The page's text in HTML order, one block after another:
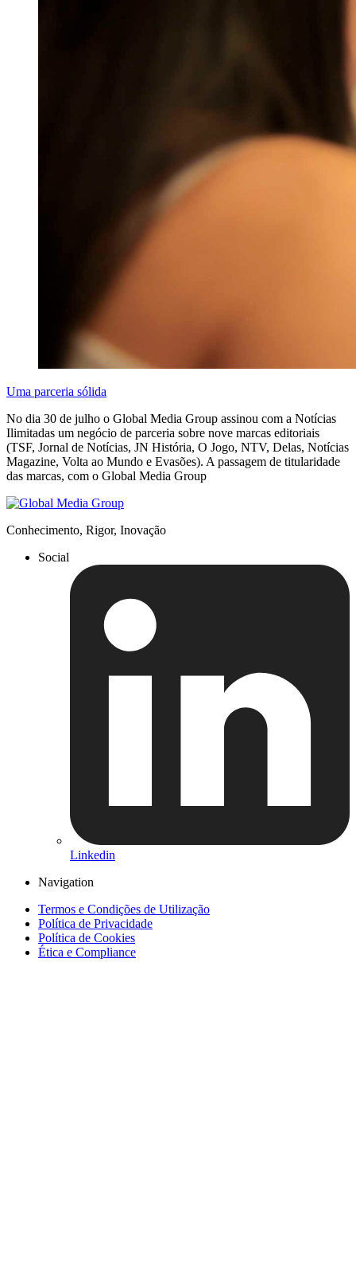
Uma parceria sólida
No dia 30 de julho o Global Media Group assinou com a Notícias
Ilimitadas um negócio de parceria sobre nove marcas editoriais
(TSF, Jornal de Notícias, JN História, O Jogo, NTV, Delas, Notícias
Magazine, Volta ao Mundo e Evasões). A passagem de titularidade
das marcas, com o Global Media Group
Conhecimento, Rigor, Inovação
Social
Linkedin
Navigation
Termos e Condições de Utilização
Política de Privacidade
Política de Cookies
Ética e Compliance